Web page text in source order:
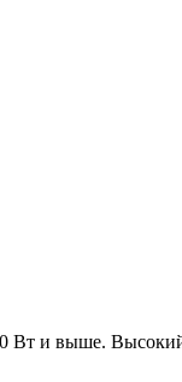
Вт и выше.